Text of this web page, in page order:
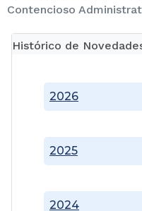
Contencioso
Histórico de
2024
2025
2026